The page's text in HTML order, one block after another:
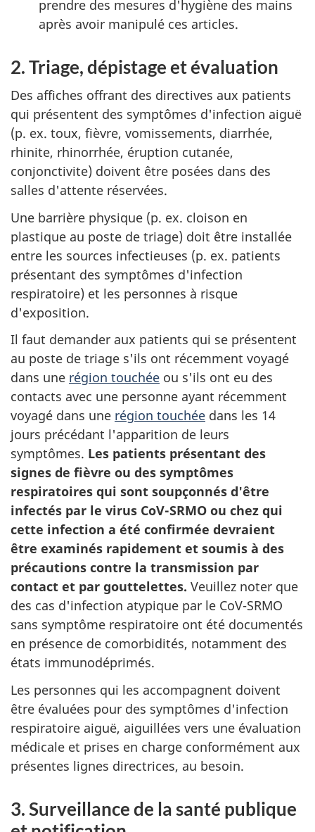
prendre des mesures d'hygiène des mains
après avoir manipulé ces articles.
2. Triage, dépistage et évaluation
Des affiches offrant des directives aux patients
qui présentent des symptômes d'infection aiguë
(p. ex. toux, fièvre, vomissements, diarrhée,
rhinite, rhinorrhée, éruption cutanée,
conjonctivite) doivent être posées dans des
salles d'attente réservées.
Une barrière physique (p. ex. cloison en
plastique au poste de triage) doit être installée
entre les sources infectieuses (p. ex. patients
présentant des symptômes d'infection
respiratoire) et les personnes à risque
d'exposition.
Il faut demander aux patients qui se présentent
au poste de triage s'ils ont récemment voyagé
dans une région touchée ou s'ils ont eu des
contacts avec une personne ayant récemment
voyagé dans une région touchée dans les 14
jours précédant l'apparition de leurs
symptômes. Les patients présentant des
signes de fièvre ou des symptômes
respiratoires qui sont soupçonnés d'être
infectés par le virus CoV-SRMO ou chez qui
cette infection a été confirmée devraient
être examinés rapidement et soumis à des
précautions contre la transmission par
contact et par gouttelettes. Veuillez noter que
des cas d'infection atypique par le CoV-SRMO
sans symptôme respiratoire ont été documentés
en présence de comorbidités, notamment des
états immunodéprimés.
Les personnes qui les accompagnent doivent
être évaluées pour des symptômes d'infection
respiratoire aiguë, aiguillées vers une évaluation
médicale et prises en charge conformément aux
présentes lignes directrices, au besoin.
3. Surveillance de la santé publique